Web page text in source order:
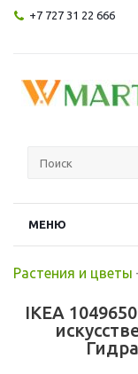
+7 727 31 22 666
МЕНЮ
Растения и цветы
IKEA